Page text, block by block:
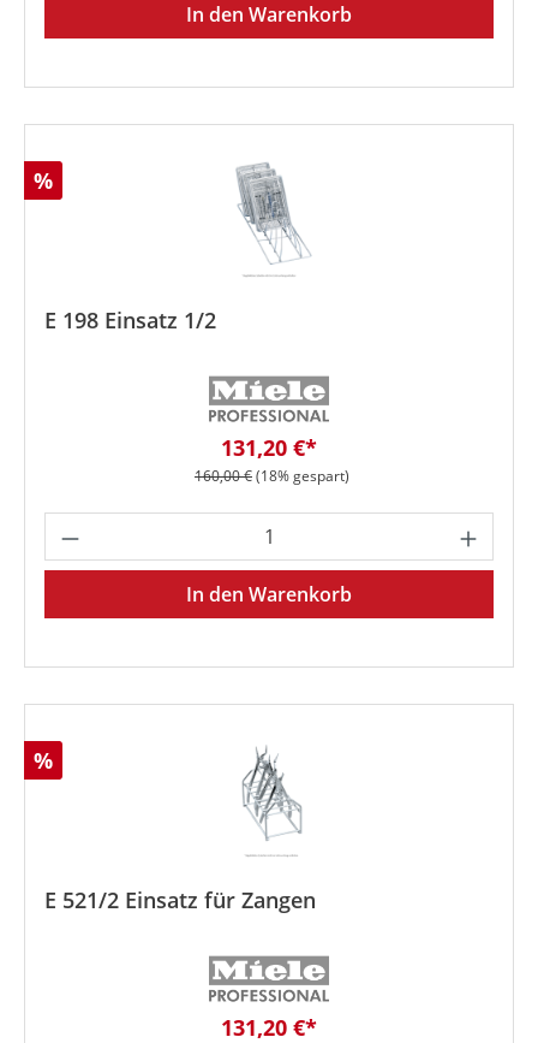
In den Warenkorb
Rabatt
%
E 198 Einsatz 1/2
Verkaufspreis:
131,20 €*
Regulärer Preis:
160,00 €(18% gespart)
Produkt Anzahl: Gib den
In den Warenkorb
Rabatt
%
E 521/2 Einsatz für Zangen
Verkaufspreis:
131,20 €*